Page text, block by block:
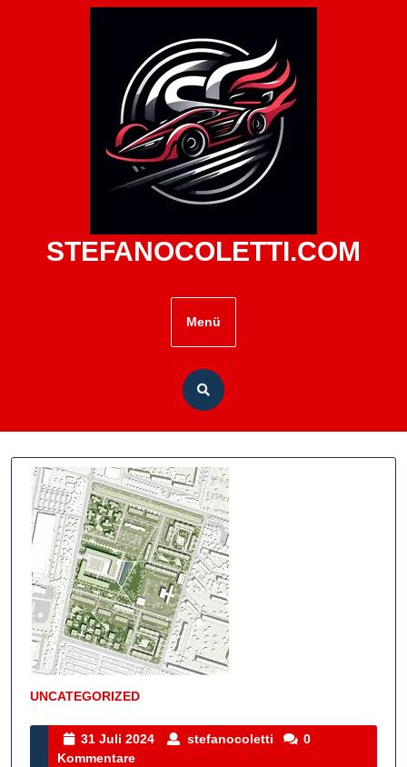
STEFANOCOLETTI.COM
Menü
UNCATEGORIZED
Kategorie
31 Juli 2024
31
stefanocoletti stefanocoletti
0
Kommentare